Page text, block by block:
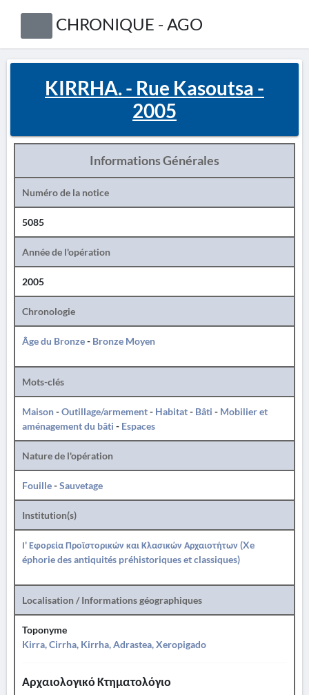
CHRONIQUE - AGO
KIRRHA. - Rue Kasoutsa -
2005
Informations Générales
Numéro de la notice
5085
Année de l'opération
2005
Chronologie
Âge du Bronze- Bronze Moyen
Mots-clés
Maison-Outillage/armement- Habitat- Bâti - Mobilier et
aménagement du bâti - Espaces
Nature de l'opération
Fouille-Sauvetage
Institution(s)
Ι' Εφορεία Προϊστορικών και Κλασικών Αρχαιοτήτων (Xe
éphorie des antiquités préhistoriques et classiques)
Localisation / Informations géographiques
Toponyme
Kirra, Cirrha, Kirrha, Adrastea, Xeropigado
Αρχαιολογικό Κτηματολόγιο